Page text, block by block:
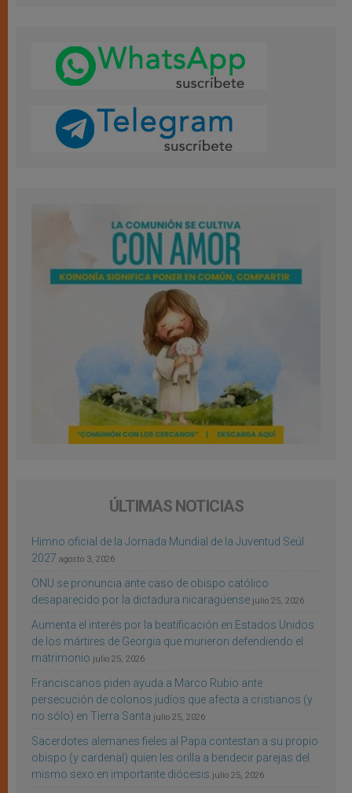
ÚLTIMAS NOTICIAS
Himno oficial de la Jornada Mundial de la Juventud Seúl
2027 agosto 3, 2026
ONU se pronuncia ante caso de obispo católico
desaparecido por la dictadura nicaragüense julio 25, 2026
Aumenta el interés por la beatificación en Estados Unidos
de los mártires de Georgia que murieron defendiendo el
matrimonio julio 25, 2026
Franciscanos piden ayuda a Marco Rubio ante
persecución de colonos judíos que afecta a cristianos (y
no sólo) en Tierra Santa julio 25, 2026
Sacerdotes alemanes fieles al Papa contestan a su propio
obispo (y cardenal) quien les orilla a bendecir parejas del
mismo sexo en importante diócesis julio 25, 2026